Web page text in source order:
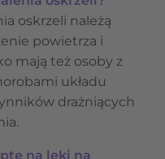
oskrzeli należą
powietrza i
mają też osoby z
układu
drażniących
na leki na